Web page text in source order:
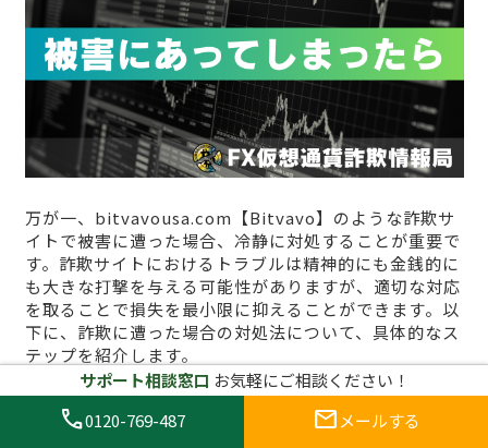
万が一、bitvavousa.com【Bitvavo】のような詐欺サ
イトで被害に遭った場合、冷静に対処することが重要で
す。詐欺サイトにおけるトラブルは精神的にも金銭的に
も大きな打撃を与える可能性がありますが、適切な対応
を取ることで損失を最小限に抑えることができます。以
下に、詐欺に遭った場合の対処法について、具体的なス
テップを紹介します。
1. 早急に取引を停止し、サイトを利
サポート相談窓口 お気軽にご相談ください！
call0120-769-487 mail メールする